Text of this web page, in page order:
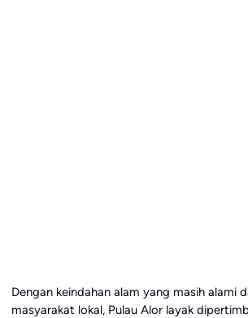
Dengan keindahan alam yang masih alami
masyarakat lokal, Pulau Alor layak